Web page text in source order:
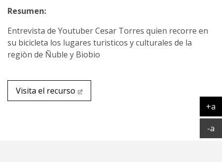
Entrevista de Youtuber Cesar Torres quien recorre en
su bicicleta los lugares turisticos y culturales de la
regiòn de Ñuble y Biobio
Visita el recurso
+a
-a